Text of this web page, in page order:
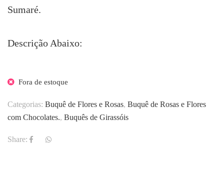
Sumaré.
Descrição Abaixo:
Fora de estoque
Categorias: Buquê de Flores e Rosas, Buquê de Rosas e Flores
com Chocolates., Buquês de Girassóis
Share: